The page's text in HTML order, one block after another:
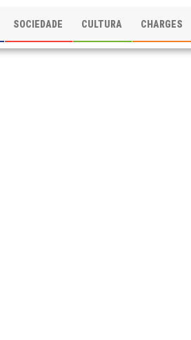
SOCIEDADE CULTURA CHARGES